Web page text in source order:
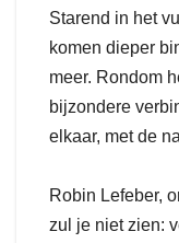
Starend in het
komen dieper
meer. Rondom
bijzondere
elkaar, met de
Robin Lefeber,
zul je niet zien: